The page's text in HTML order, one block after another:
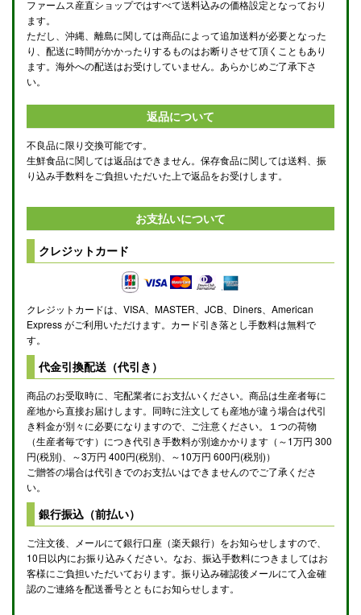
ファームス産直ショップではすべて送料込みの価格設定となっており
ます。
ただし、沖縄、離島に関しては商品によって追加送料が必要となった
り、配送に時間がかかったりするものはお断りさせて頂くこともあり
ます。海外への配送はお受けしていません。あらかじめご了承下さ
い。
返品について
不良品に限り交換可能です。
生鮮食品に関しては返品はできません。保存食品に関しては送料、振
り込み手数料をご負担いただいた上で返品をお受けします。
お支払いについて
クレジットカード
クレジットカードは、VISA、MASTER、JCB、Diners、American
Express がご利用いただけます。カード引き落とし手数料は無料で
す。
代金引換配送（代引き）
商品のお受取時に、宅配業者にお支払いください。商品は生産者毎に
産地から直接お届けします。同時に注文しても産地が違う場合は代引
き料金が別々に必要になりますので、ご注意ください。１つの荷物
（生産者毎です）につき代引き手数料が別途かかります（～1万円 300
円(税別)、～3万円 400円(税別)、～10万円 600円(税別)）
ご贈答の場合は代引きでのお支払いはできませんのでご了承くださ
い。
銀行振込（前払い）
ご注文後、メールにて銀行口座（楽天銀行）をお知らせしますので、
10日以内にお振り込みください。なお、振込手数料につきましてはお
客様にご負担いただいております。振り込み確認後メールにて入金確
認のご連絡を配送番号とともにお知らせします。